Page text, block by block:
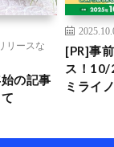
リースな
の記事
[PR]事
ス！10/
ミライ